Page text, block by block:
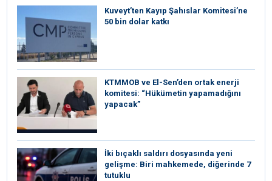
Kuveyt’ten Kayıp Şahıslar Komitesi’ne
50 bin dolar katkı
KTMMOB ve El-Sen’den ortak enerji
komitesi: “Hükümetin yapamadığını
yapacak”
İki bıçaklı saldırı dosyasında yeni
gelişme: Biri mahkemede, diğerinde 7
tutuklu